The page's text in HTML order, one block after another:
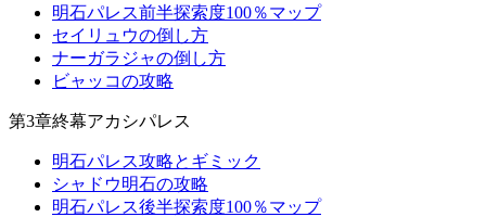
明石パレス前半探索度100％マップ
セイリュウの倒し方
ナーガラジャの倒し方
ビャッコの攻略
第3章終幕アカシパレス
明石パレス攻略とギミック
シャドウ明石の攻略
明石パレス後半探索度100％マップ